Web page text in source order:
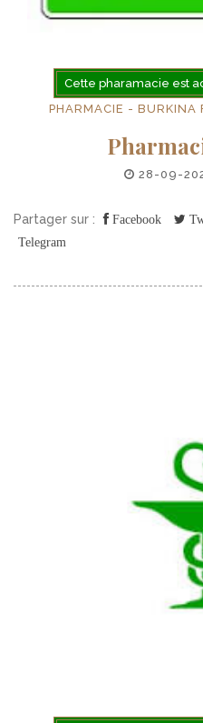
Cette pharamacie est
PHARMACIE -
28-09-
Partager sur : Facebook
Telegram